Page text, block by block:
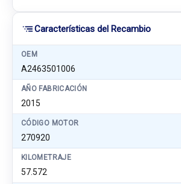
Características del Recambio
OEM
A2463501006
AÑO FABRICACIÓN
2015
CÓDIGO MOTOR
270920
KILOMETRAJE
57.572